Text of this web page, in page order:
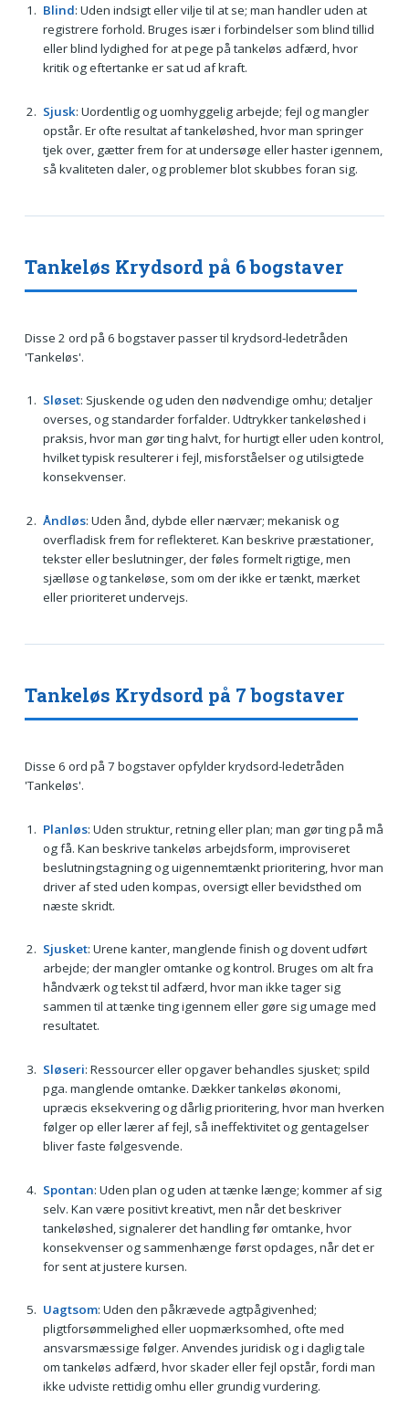
Blind: Uden indsigt eller vilje til at se; man handler uden at
registrere forhold. Bruges især i forbindelser som blind tillid
eller blind lydighed for at pege på tankeløs adfærd, hvor
kritik og eftertanke er sat ud af kraft.
Sjusk: Uordentlig og uomhyggelig arbejde; fejl og mangler
opstår. Er ofte resultat af tankeløshed, hvor man springer
tjek over, gætter frem for at undersøge eller haster igennem,
så kvaliteten daler, og problemer blot skubbes foran sig.
Tankeløs Krydsord på 6 bogstaver
Disse 2 ord på 6 bogstaver passer til krydsord-ledetråden
'Tankeløs'.
Sløset: Sjuskende og uden den nødvendige omhu; detaljer
overses, og standarder forfalder. Udtrykker tankeløshed i
praksis, hvor man gør ting halvt, for hurtigt eller uden kontrol,
hvilket typisk resulterer i fejl, misforståelser og utilsigtede
konsekvenser.
Åndløs: Uden ånd, dybde eller nærvær; mekanisk og
overfladisk frem for reflekteret. Kan beskrive præstationer,
tekster eller beslutninger, der føles formelt rigtige, men
sjælløse og tankeløse, som om der ikke er tænkt, mærket
eller prioriteret undervejs.
Tankeløs Krydsord på 7 bogstaver
Disse 6 ord på 7 bogstaver opfylder krydsord-ledetråden
'Tankeløs'.
Planløs: Uden struktur, retning eller plan; man gør ting på må
og få. Kan beskrive tankeløs arbejdsform, improviseret
beslutningstagning og uigennemtænkt prioritering, hvor man
driver af sted uden kompas, oversigt eller bevidsthed om
næste skridt.
Sjusket: Urene kanter, manglende finish og dovent udført
arbejde; der mangler omtanke og kontrol. Bruges om alt fra
håndværk og tekst til adfærd, hvor man ikke tager sig
sammen til at tænke ting igennem eller gøre sig umage med
resultatet.
Sløseri: Ressourcer eller opgaver behandles sjusket; spild
pga. manglende omtanke. Dækker tankeløs økonomi,
upræcis eksekvering og dårlig prioritering, hvor man hverken
følger op eller lærer af fejl, så ineffektivitet og gentagelser
bliver faste følgesvende.
Spontan: Uden plan og uden at tænke længe; kommer af sig
selv. Kan være positivt kreativt, men når det beskriver
tankeløshed, signalerer det handling før omtanke, hvor
konsekvenser og sammenhænge først opdages, når det er
for sent at justere kursen.
Uagtsom: Uden den påkrævede agtpågivenhed;
pligtforsømmelighed eller uopmærksomhed, ofte med
ansvarsmæssige følger. Anvendes juridisk og i daglig tale
om tankeløs adfærd, hvor skader eller fejl opstår, fordi man
ikke udviste rettidig omhu eller grundig vurdering.